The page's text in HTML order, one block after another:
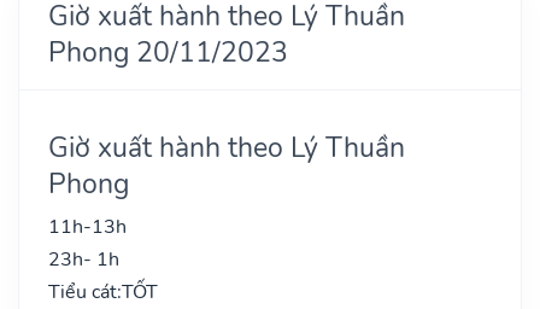
Giờ xuất hành theo Lý Thuần
Phong 20/11/2023
Giờ xuất hành theo Lý Thuần
Phong
11h-13h
23h- 1h
Tiểu cát:TỐT